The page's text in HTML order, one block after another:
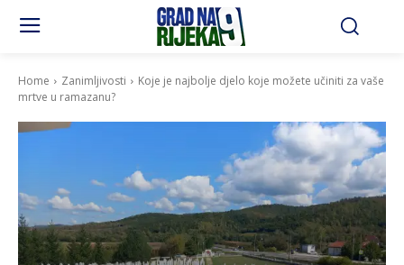
Home Zanimljivosti
Koje je najbolje djelo koje možete učiniti za vaše
mrtve u ramazanu?